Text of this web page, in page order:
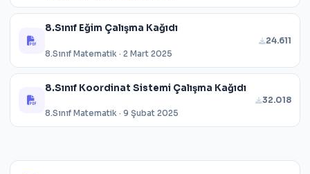
8.Sınıf Eğim Çalışma Kağıdı
8.Sınıf Matematik · 2 Mart 2025
24.611
8.Sınıf Koordinat Sistemi Çalışma Kağıdı
8.Sınıf Matematik · 9 Şubat 2025
32.018